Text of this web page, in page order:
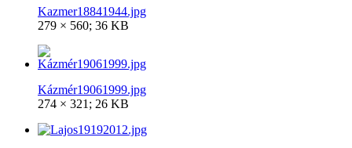
Kazmer18841944.jpg
279 × 560; 36 KB
Kázmér19061999.jpg
274 × 321; 26 KB